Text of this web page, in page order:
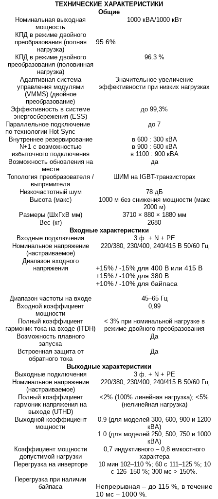
ТЕХНИЧЕСКИЕ ХАРАКТЕРИСТИКИ
Общие
Номинальная выходная
мощность
1000 кВА/1000 кВт
КПД в режиме двойного
преобразования (полная
нагрузка)
95.6%
КПД в режиме двойного
преобразования (половинная
нагрузка)
96.3 %
Адаптивная система
управления модулями
(VMMS) (двойное
преобразование)
Значительное увеличение
эффективности при низких нагрузках
Эффективность в системе
энергосбережения (ESS)
до 99,3%
Параллельное подключение
по технологии Hot Sync
до 7
Внутреннее резервирование
N+1 с возможностью
избыточного подключения
в 600 : 300 кВA
в 900 : 600 кВA
в 1100 : 900 кВA
Возможность обновления на
месте
да
Топология преобразователя /
выпрямителя
ШИМ на IGBT-транзисторах
Низкочастотный шум
78 дБ
Высота (макс)
1000 м без снижения мощности (макс
2000 м)
Размеры (ШхГхВ мм)
3710 × 880 × 1880 мм
Вес (кг)
2680
Входные характеристики
Входные подключения
3 ф. + N + PE
Номинальное напряжение
(настраиваемое)
220/380, 230/400, 240/415 В 50/60 Гц
Диапазон входного
напряжения
+15% / -15% для 400 В или 415 В
+15% / -10% для 380 В
+10% / -10% для байпаса
Диапазон частоты на входе
45–65 Гц
Входной коэффициент
мощности
0,99
Полный коэффициент
гармоник тока на входе (ITDH)
< 3% при номинальной нагрузке в
режиме двойного преобразования
Возможность плавного
запуска
Да
Встроенная защита от
обратного тока
Да
Выходные характеристики
Выходные подключения
3 ф. + N + PE
Номинальное напряжение
(настраиваемое)
220/380, 230/400, 240/415 В 50/60 Гц
Полный коэффициент
гармоник напряжения на
выходе (UTHD)
<2% (100% линейная нагрузка); <5%
(нелинейная нагрузка)
Выходной коэффициент
мощности
0.9 (для моделей 300, 600, 900 и 1200
кВА)
1.0 (для моделей 250, 500, 750 и 1000
кВА)
Коэффициент мощности
допустимой нагрузки
0,7 индуктивного – 0,8 емкостного
характера
Перегрузка на инверторе
10 мин 102–110 %; 60 с 111–125 %; 10
с 126–150 %; 300 мс > 150%.
Перегрузка при наличии
байпаса
Непрерывная – до 115 %, в течение
10 мс – 1000 %.